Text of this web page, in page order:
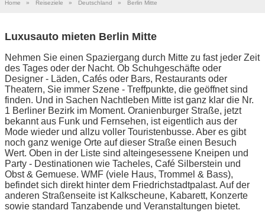
Home » Reiseziele » Deutschland » Berlin Mitte
Luxusauto mieten Berlin Mitte
Nehmen Sie einen Spaziergang durch Mitte zu fast jeder Zeit
des Tages oder der Nacht. Ob Schuhgeschäfte oder
Designer - Läden, Cafés oder Bars, Restaurants oder
Theatern, Sie immer Szene - Treffpunkte, die geöffnet sind
finden. Und in Sachen Nachtleben Mitte ist ganz klar die Nr.
1 Berliner Bezirk im Moment. Oranienburger Straße, jetzt
bekannt aus Funk und Fernsehen, ist eigentlich aus der
Mode wieder und allzu voller Touristenbusse. Aber es gibt
noch ganz wenige Orte auf dieser Straße einen Besuch
Wert. Oben in der Liste sind alteingesessene Kneipen und
Party - Destinationen wie Tacheles, Café Silberstein und
Obst & Gemuese. WMF (viele Haus, Trommel & Bass),
befindet sich direkt hinter dem Friedrichstadtpalast. Auf der
anderen Straßenseite ist Kalkscheune, Kabarett, Konzerte
sowie standard Tanzabende und Veranstaltungen bietet.